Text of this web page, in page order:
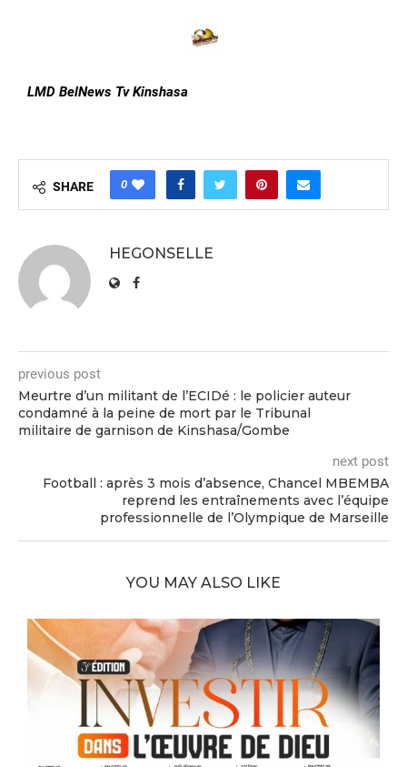
LMD BelNews Tv Kinshasa
SHARE 0
HEGONSELLE
previous post
Meurtre d’un militant de l’ECIDé : le policier auteur
condamné à la peine de mort par le Tribunal
militaire de garnison de Kinshasa/Gombe
next post
Football : après 3 mois d’absence, Chancel MBEMBA
reprend les entraînements avec l’équipe
professionnelle de l’Olympique de Marseille
YOU MAY ALSO LIKE